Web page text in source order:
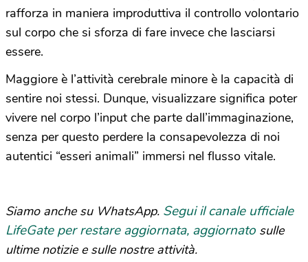
rafforza in maniera improduttiva il controllo volontario
sul corpo che si sforza di fare invece che lasciarsi
essere.
Maggiore è l’attività cerebrale minore è la capacità di
sentire noi stessi. Dunque, visualizzare significa poter
vivere nel corpo l’input che parte dall’immaginazione,
senza per questo perdere la consapevolezza di noi
autentici “esseri animali” immersi nel flusso vitale.
Siamo anche su WhatsApp. Segui il canale ufficiale
LifeGate per restare aggiornata, aggiornato sulle
ultime notizie e sulle nostre attività.